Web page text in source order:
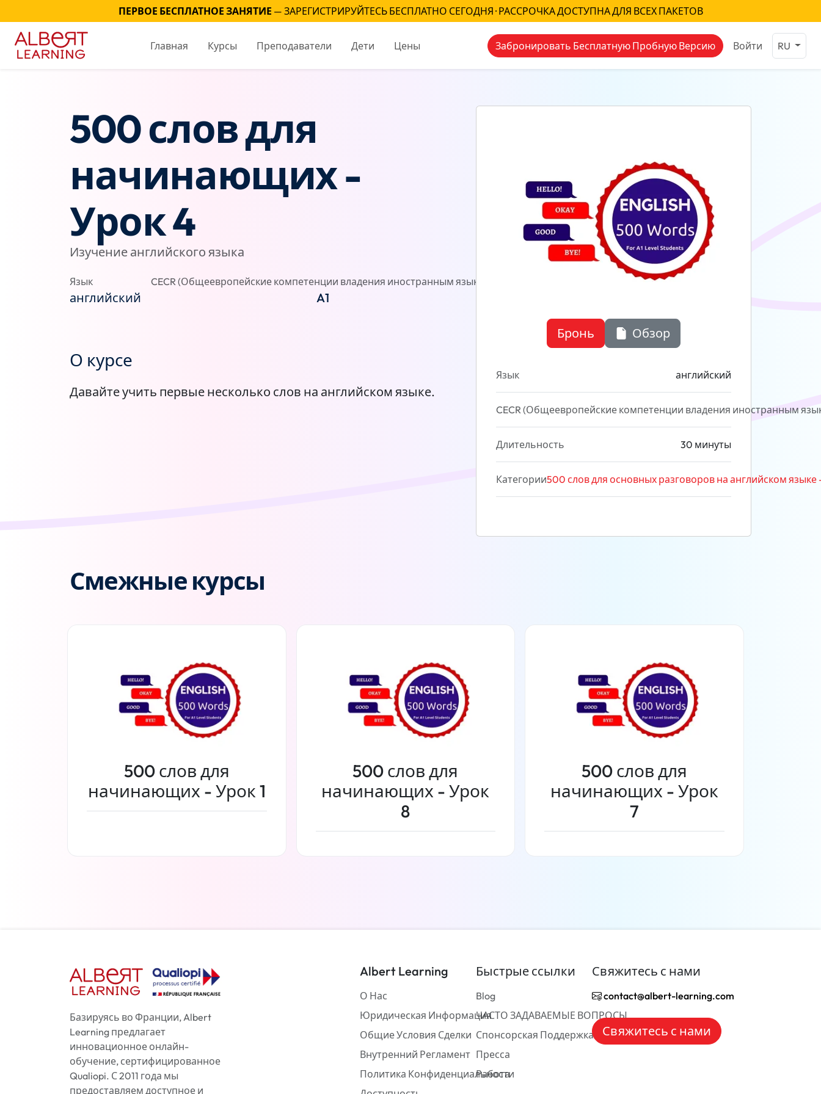
ПЕРВОЕ БЕСПЛАТНОЕ ЗАНЯТИЕ — ЗАРЕГИСТРИРУЙТЕСЬ БЕСПЛАТНО СЕГОДНЯ · РАССРОЧКА ДОСТУПНА ДЛЯ ВСЕХ ПАКЕТОВ
Главная Курсы Преподаватели Дети Цены Забронировать Бесплатную Пробную Версию Войти RU
500 слов для
начинающих -
Урок 4
Изучение английского языка
Язык
английский
CECR (Общеевропейские компетенции владения иностранным языком)
A1
О курсе
Давайте учить первые несколько слов на английском языке.
Бронь Обзор
Язык английский
CECR (Общеевропейские компетенции владения иностранным
Длительность 30 минуты
Категории500 слов для основных разговоров на английском языке -
Смежные курсы
500 слов для
начинающих - Урок 1
500 слов для
начинающих - Урок
8
500 слов для
начинающих - Урок
7
Базируясь во Франции, Albert
Learning предлагает
инновационное онлайн-
обучение, сертифицированное
Qualiopi. С 2011 года мы
предоставляем доступное и
Albert Learning
О Нас
Юридическая Информация
Общие Условия Сделки
Внутренний Регламент
Политика Конфиденциальности
Быстрые ссылки
Blog
ЧАСТО ЗАДАВАЕМЫЕ ВОПРОСЫ
Спонсорская Поддержка
Пресса
Работа
Свяжитесь с нами
contact@albert-learning.com
Свяжитесь с нами